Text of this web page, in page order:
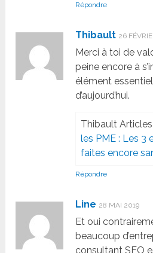
Répondre
Thibault 26
Merci à toi de
peine encore à
élément
d’aujourd’hui.
Thibault
les PME : Les 3
faites encore
Répondre
Line 28 MAI 2019
Et oui
beaucoup
consultant SEO